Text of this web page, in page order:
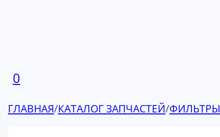
0
ГЛАВНАЯ/КАТАЛОГ ЗАПЧАСТЕЙ/ФИЛЬТРЫ